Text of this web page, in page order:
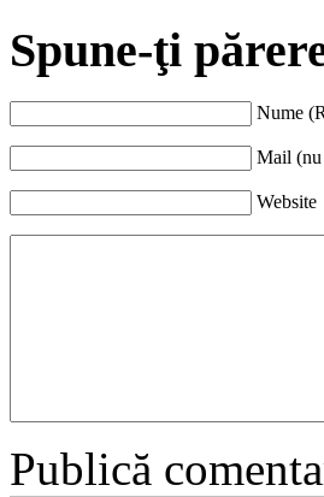
Spune-ţi
Nume
Mail
Website
Publică